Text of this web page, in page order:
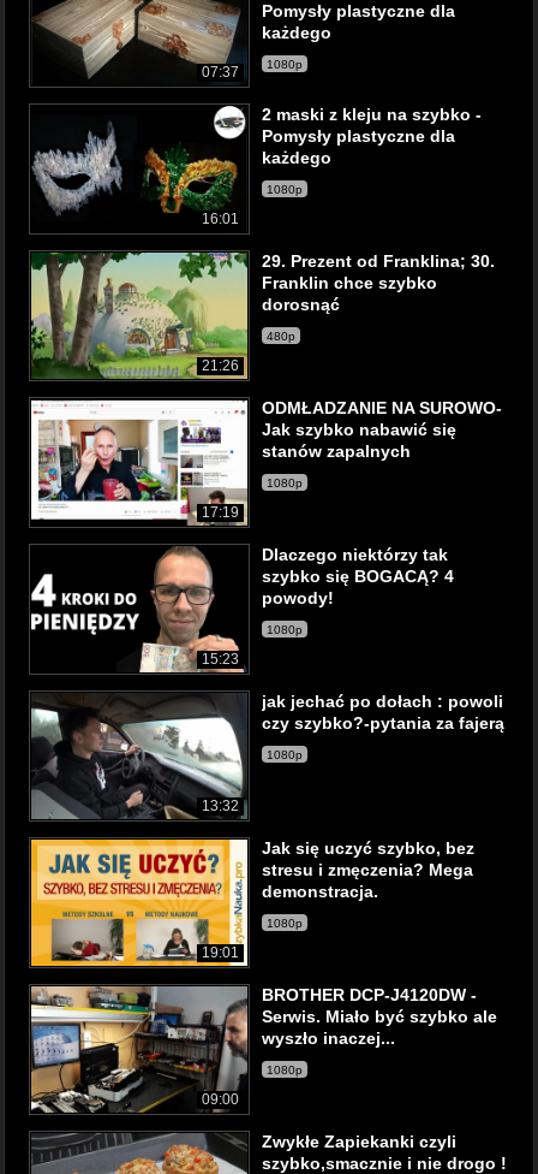
07:37
Pomysły plastyczne dla
każdego
1080p
16:01
2 maski z kleju na szybko -
Pomysły plastyczne dla
każdego
1080p
21:26
29. Prezent od Franklina; 30.
Franklin chce szybko
dorosnąć
480p
17:19
ODMŁADZANIE NA SUROWO-
Jak szybko nabawić się
stanów zapalnych
1080p
15:23
Dlaczego niektórzy tak
szybko się BOGACĄ? 4
powody!
1080p
13:32
jak jechać po dołach : powoli
czy szybko?-pytania za fajerą
1080p
19:01
Jak się uczyć szybko, bez
stresu i zmęczenia? Mega
demonstracja.
1080p
09:00
BROTHER DCP-J4120DW -
Serwis. Miało być szybko ale
wyszło inaczej...
1080p
Zwykłe Zapiekanki czyli
szybko,smacznie i nie drogo !